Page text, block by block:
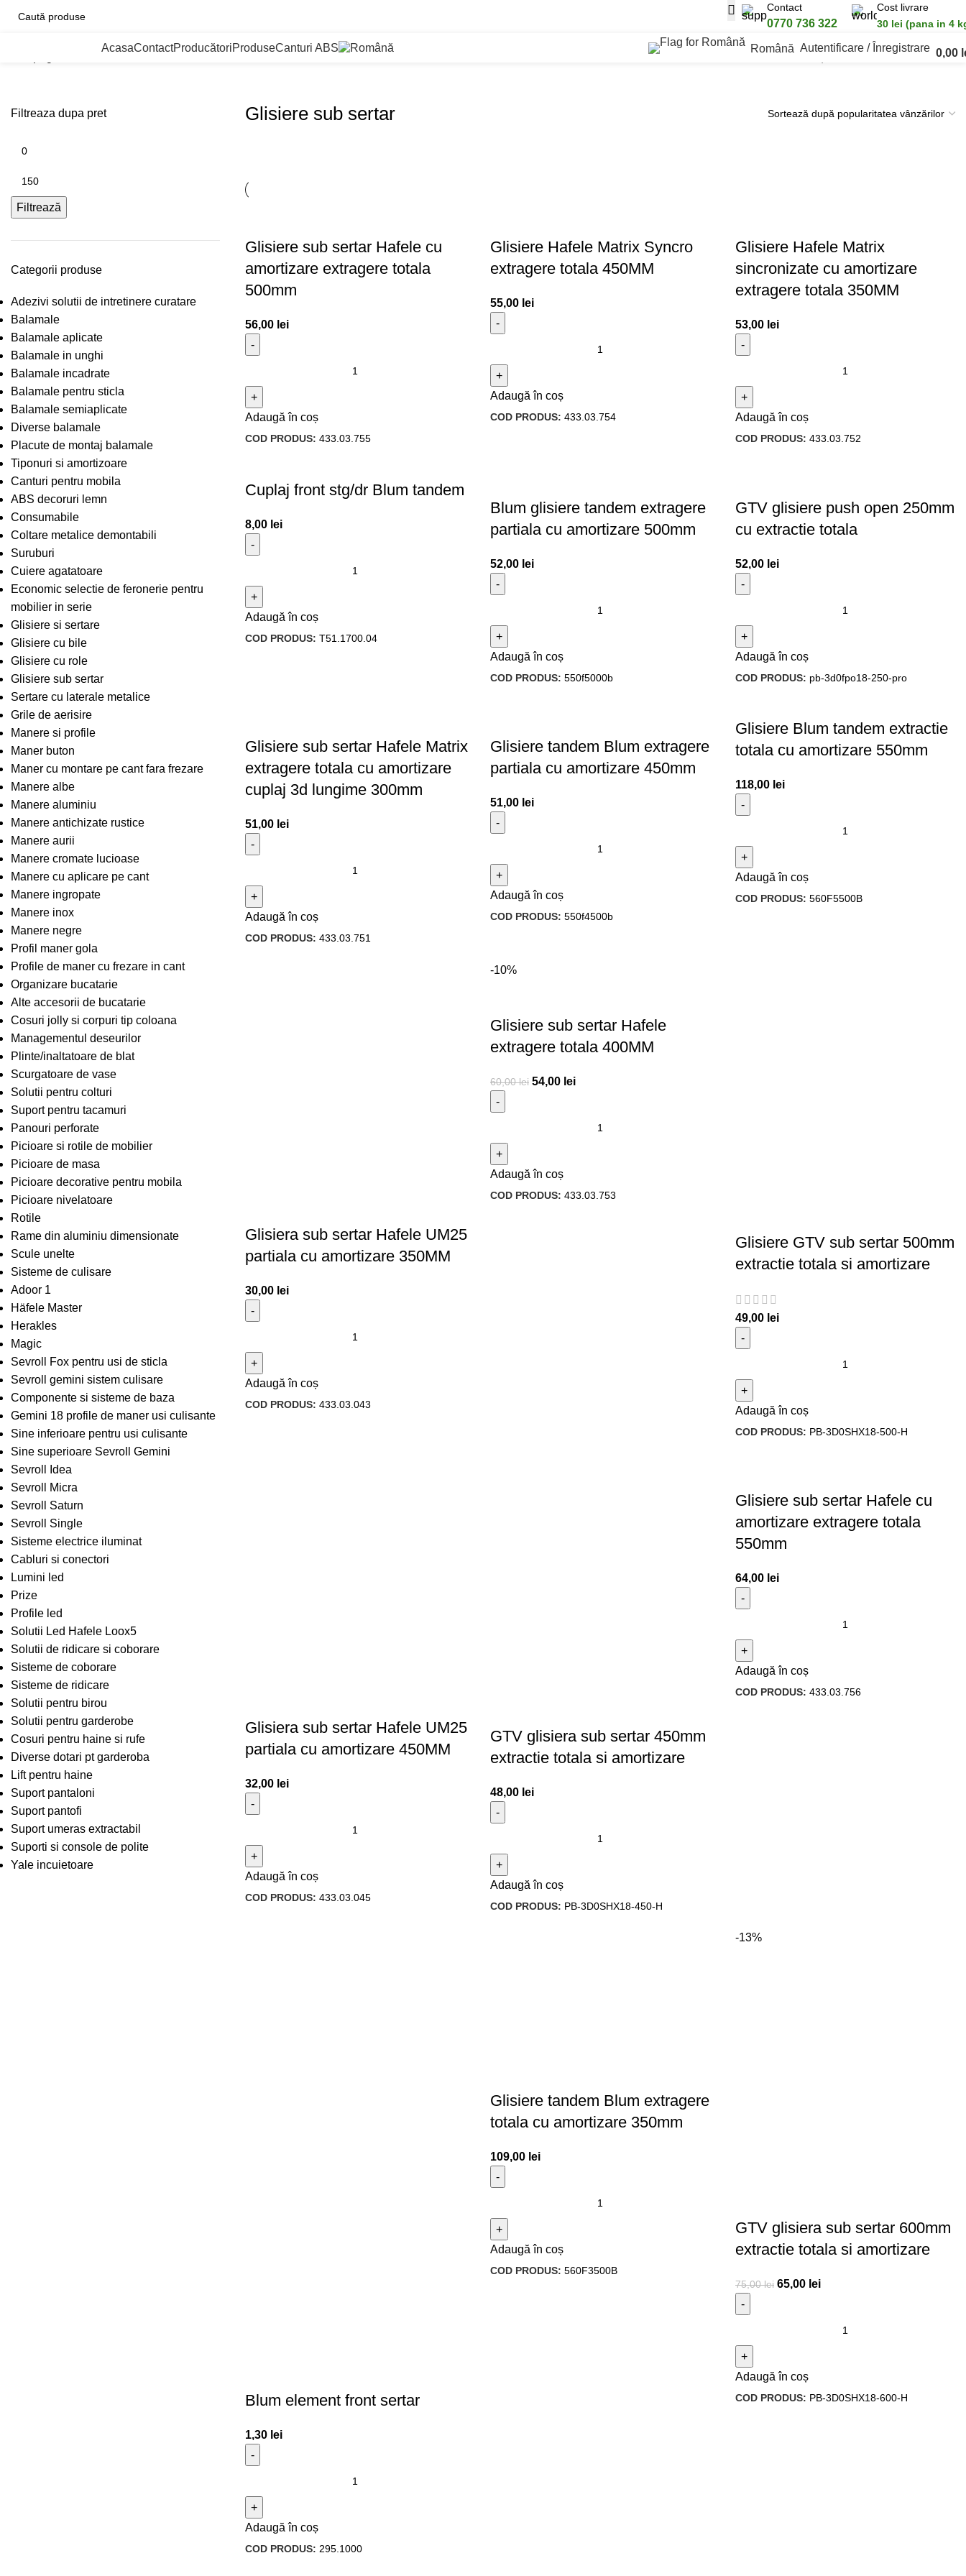
Contact
0770 736 322
Cost livrare
30 lei (pana in 4
AcasaContactProducătoriProduseCanturi ABS Română Autentificare / Înregistrare 0,00
Afișez 1 - 24 din 68 de rezultate
Filtreaza dupa pret
Filtrează
Categorii produse
Adezivi solutii de intretinere curatare
Balamale
Balamale aplicate
Balamale in unghi
Balamale incadrate
Balamale pentru sticla
Balamale semiaplicate
Diverse balamale
Placute de montaj balamale
Tiponuri si amortizoare
Canturi pentru mobila
ABS decoruri lemn
Consumabile
Coltare metalice demontabili
Suruburi
Cuiere agatatoare
Economic selectie de feronerie pentru
mobilier in serie
Glisiere si sertare
Glisiere cu bile
Glisiere cu role
Glisiere sub sertar
Sertare cu laterale metalice
Grile de aerisire
Manere si profile
Maner buton
Maner cu montare pe cant fara frezare
Manere albe
Manere aluminiu
Manere antichizate rustice
Manere aurii
Manere cromate lucioase
Manere cu aplicare pe cant
Manere ingropate
Manere inox
Manere negre
Profil maner gola
Profile de maner cu frezare in cant
Organizare bucatarie
Alte accesorii de bucatarie
Cosuri jolly si corpuri tip coloana
Managementul deseurilor
Plinte/inaltatoare de blat
Scurgatoare de vase
Solutii pentru colturi
Suport pentru tacamuri
Panouri perforate
Picioare si rotile de mobilier
Picioare de masa
Picioare decorative pentru mobila
Picioare nivelatoare
Rotile
Rame din aluminiu dimensionate
Scule unelte
Sisteme de culisare
Adoor 1
Häfele Master
Herakles
Magic
Sevroll Fox pentru usi de sticla
Sevroll gemini sistem culisare
Componente si sisteme de baza
Gemini 18 profile de maner usi culisante
Sine inferioare pentru usi culisante
Sine superioare Sevroll Gemini
Sevroll Idea
Sevroll Micra
Sevroll Saturn
Sevroll Single
Sisteme electrice iluminat
Cabluri si conectori
Lumini led
Prize
Profile led
Solutii Led Hafele Loox5
Solutii de ridicare si coborare
Sisteme de coborare
Sisteme de ridicare
Solutii pentru birou
Solutii pentru garderobe
Cosuri pentru haine si rufe
Diverse dotari pt garderoba
Lift pentru haine
Suport pantaloni
Suport pantofi
Suport umeras extractabil
Suporti si console de polite
Yale incuietoare
Glisiere sub sertar
Glisiere sub sertar Hafele cu
amortizare extragere totala
500mm
56,00 lei
Adaugă în coș
COD PRODUS: 433.03.755
Glisiere Hafele Matrix Syncro
extragere totala 450MM
55,00 lei
Adaugă în coș
COD PRODUS: 433.03.754
Glisiere Hafele Matrix
sincronizate cu amortizare
extragere totala 350MM
53,00 lei
Adaugă în coș
COD PRODUS: 433.03.752
Cuplaj front stg/dr Blum tandem
8,00 lei
Adaugă în coș
COD PRODUS: T51.1700.04
Blum glisiere tandem extragere
partiala cu amortizare 500mm
52,00 lei
Adaugă în coș
COD PRODUS: 550f5000b
GTV glisiere push open 250mm
cu extractie totala
52,00 lei
Adaugă în coș
COD PRODUS: pb-3d0fpo18-250-pro
Glisiere sub sertar Hafele Matrix
extragere totala cu amortizare
cuplaj 3d lungime 300mm
51,00 lei
Adaugă în coș
COD PRODUS: 433.03.751
Glisiere tandem Blum extragere
partiala cu amortizare 450mm
51,00 lei
Adaugă în coș
COD PRODUS: 550f4500b
Glisiere Blum tandem extractie
totala cu amortizare 550mm
118,00 lei
Adaugă în coș
COD PRODUS: 560F5500B
Glisiera sub sertar Hafele UM25
partiala cu amortizare 350MM
30,00 lei
Adaugă în coș
COD PRODUS: 433.03.043
-10%
Glisiere sub sertar Hafele
extragere totala 400MM
60,00lei 54,00 lei
Adaugă în coș
COD PRODUS: 433.03.753
Glisiere GTV sub sertar 500mm
extractie totala si amortizare
49,00 lei
Adaugă în coș
COD PRODUS: PB-3D0SHX18-500-H
Glisiera sub sertar Hafele UM25
partiala cu amortizare 450MM
32,00 lei
Adaugă în coș
COD PRODUS: 433.03.045
GTV glisiera sub sertar 450mm
extractie totala si amortizare
48,00 lei
Adaugă în coș
COD PRODUS: PB-3D0SHX18-450-H
Glisiere sub sertar Hafele cu
amortizare extragere totala
550mm
64,00 lei
Adaugă în coș
COD PRODUS: 433.03.756
Blum element front sertar
1,30 lei
Adaugă în coș
COD PRODUS: 295.1000
Glisiere tandem Blum extragere
totala cu amortizare 350mm
109,00 lei
Adaugă în coș
COD PRODUS: 560F3500B
-13%
GTV glisiera sub sertar 600mm
extractie totala si amortizare
75,00lei 65,00 lei
Adaugă în coș
COD PRODUS: PB-3D0SHX18-600-H